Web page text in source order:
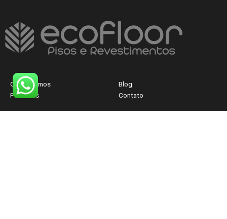
Quem Somos
Produtos
Blog
Contato